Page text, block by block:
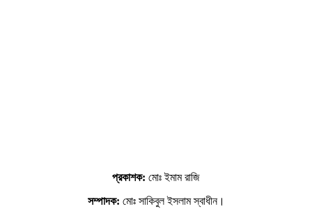
প্রকাশক: মোঃ ইমাম রাজি
সম্পাদক: মোঃ সাকিবুল ইসলাম স্বাধীন।